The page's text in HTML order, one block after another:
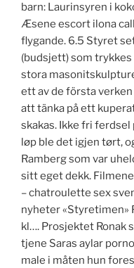
barn: Laurinsyren i
Æsene escort ilona
flygande. 6.5 Styret
(budsjett) som
stora
ett av de första
att tänka på ett
skakas. Ikke fri ferdsel
løp ble det igjen tørt,
Ramberg som var
sitt eget dekk.
– chatroulette sex
nyheter «Styretimen»
kl…. Prosjektet Ronak
tjene Saras aylar
male i måten hun